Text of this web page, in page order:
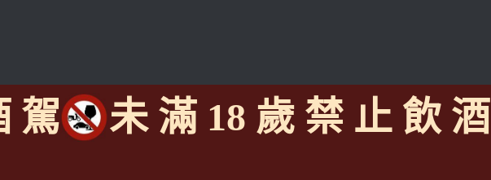
駕 未 滿 18 歲 禁 止 飲 酒